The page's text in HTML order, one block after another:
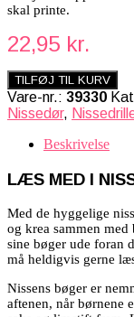
skal printe.
22,95 kr.
TILFØJ TIL KURV
Vare-nr.: 39330
Nissedør,
Beskrivelse
LÆS MED I
Med de hyggelige
og krea sammen
sine bøger ude foran
må heldigvis gerne
Nissens bøger er
aftenen, når børnene